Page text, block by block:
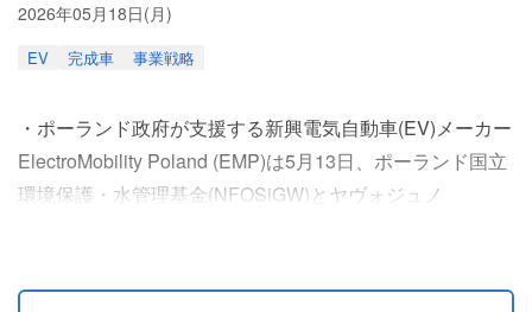
2026年05月18日(月)
EV 完成車 事業戦略
・ポーランド政府が支援する新興電気自動車(EV)メーカー
ElectroMobility Poland (EMP)は5月13日、ポーランド国立
環境保護・水管理基金(NFOSiGW)とヤヴォジュノ
と発表した。資金は同国の国家再建計画(National